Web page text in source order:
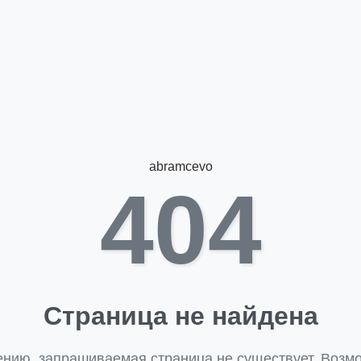
abramcevo
404
Страница не найдена